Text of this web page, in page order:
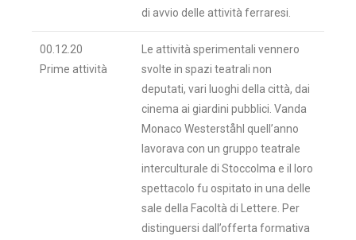
di avvio delle attività ferraresi.
00.12.20
Prime attività
Le attività sperimentali vennero
svolte in spazi teatrali non
deputati, vari luoghi della città, dai
cinema ai giardini pubblici. Vanda
Monaco Westerståhl quell’anno
lavorava con un gruppo teatrale
interculturale di Stoccolma e il loro
spettacolo fu ospitato in una delle
sale della Facoltà di Lettere. Per
distinguersi dall’offerta formativa